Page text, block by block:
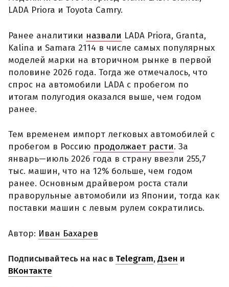
LADA Priora и Toyota Camry.
Ранее аналитики назвали LADA Priora, Granta,
Kalina и Samara 2114 в числе самых популярных
моделей марки на вторичном рынке в первой
половине 2026 года. Тогда же отмечалось, что
спрос на автомобили LADA с пробегом по
итогам полугодия оказался выше, чем годом
ранее.
Тем временем импорт легковых автомобилей с
пробегом в Россию продолжает расти. За
январь—июль 2026 года в страну ввезли 255,7
тыс. машин, что на 12% больше, чем годом
ранее. Основным драйвером роста стали
праворульные автомобили из Японии, тогда как
поставки машин с левым рулем сократились.
Автор: Иван Бахарев
Подписывайтесь на нас в Telegram,Дзен и
ВКонтакте